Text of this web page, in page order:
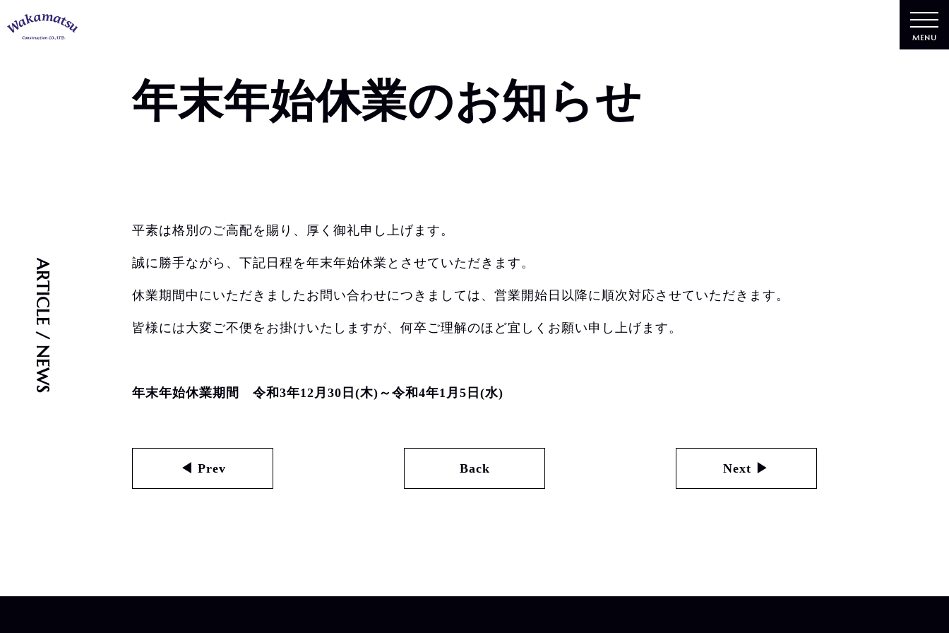
MENU
ARTICLE / NEWS
年末年始休業のお知らせ
平素は格別のご高配を賜り、厚く御礼申し上げます。
誠に勝手ながら、下記日程を年末年始休業とさせていただきます。
休業期間中にいただきましたお問い合わせにつきましては、営業開始日以降に順次対応させていただきます。
皆様には大変ご不便をお掛けいたしますが、何卒ご理解のほど宜しくお願い申し上げます。
年末年始休業期間 令和3年12月30日(木)～令和4年1月5日(水)
◀ Prev Back Next ▶